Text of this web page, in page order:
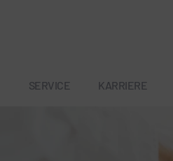
SERVICE KARRIERE